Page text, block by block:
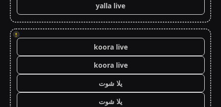
yalla live
!
koora live
koora live
يلا شوت
يلا شوت